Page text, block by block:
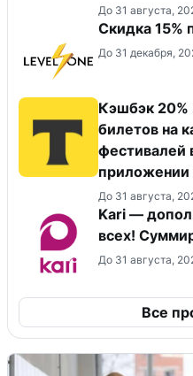
До 31 августа,
Скидка 15%
До 31 декабря,
Кэшбэк 20%
билетов на
фестивалей
приложении
До 31 августа,
Kari —
всех!
До 31 августа,
Все